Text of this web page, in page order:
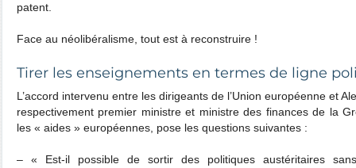
patent.
Face au néolibéralisme, tout est à reconstruire !
Tirer les enseignements en termes de ligne
L’accord intervenu entre les dirigeants de l’Union européenne et
respectivement premier ministre et ministre des finances de la
les « aides » européennes, pose les questions suivantes :
– « Est-il possible de sortir des politiques austéritaires